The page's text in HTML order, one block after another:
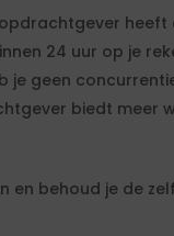
24 uur op je
je geen
biedt meer
en behoud je de